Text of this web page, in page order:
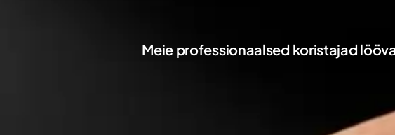
Meie professionaalsed koristajad